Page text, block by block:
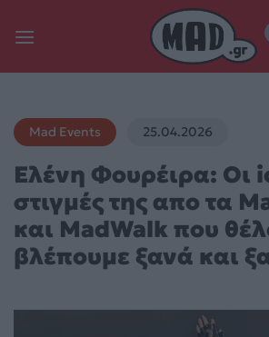
Mad Events 25.04.2026
Ελένη Φουρέιρα: Οι
στιγμές της απο τα
και MadWalk που
βλέπουμε ξανά και